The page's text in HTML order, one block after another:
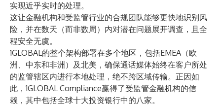
实现近乎实时的处理。
这让金融机构和受监管行业的合规团队能够更快地识别风
险，并在数天（而非数周）内对潜在问题展开调查，且全
程安全无虞。
1GLOBAL的整个架构部署在多个地区，包括EMEA（欧
洲、中东和非洲）及北美，确保通话媒体始终在客户所处
的监管辖区内进行本地处理，绝不跨区域传输。正因如
此，1GLOBAL Compliance赢得了受监管金融机构的信
赖，其中包括全球十大投资银行中的八家。